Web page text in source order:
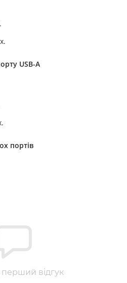
USB-A
портів
відгук